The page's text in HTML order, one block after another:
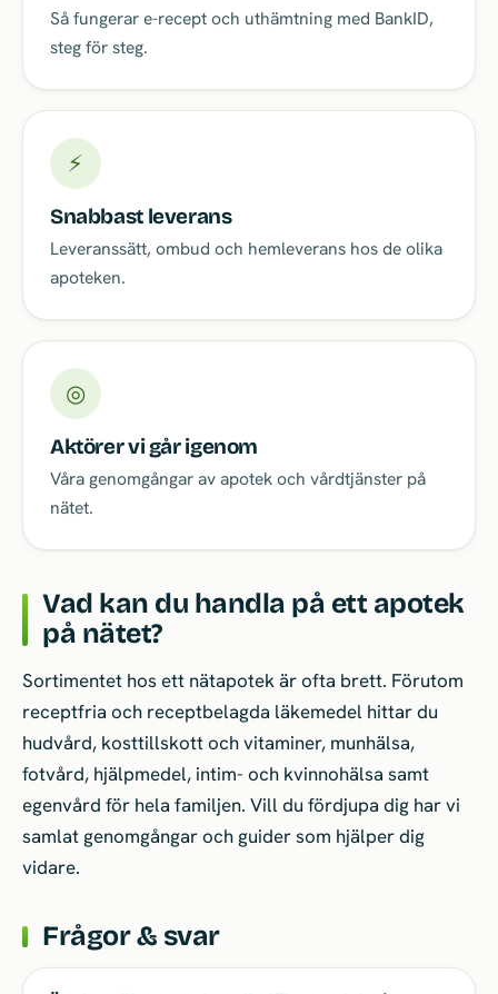
Så fungerar e-recept och uthämtning med BankID,
steg för steg.
⚡
Snabbast leverans
Leveranssätt, ombud och hemleverans hos de olika
apoteken.
◎
Aktörer vi går igenom
Våra genomgångar av apotek och vårdtjänster på
nätet.
Vad kan du handla på ett apotek
på nätet?
Sortimentet hos ett nätapotek är ofta brett. Förutom
receptfria och receptbelagda läkemedel hittar du
hudvård, kosttillskott och vitaminer, munhälsa,
fotvård, hjälpmedel, intim- och kvinnohälsa samt
egenvård för hela familjen. Vill du fördjupa dig har vi
samlat genomgångar och guider som hjälper dig
vidare.
Frågor & svar